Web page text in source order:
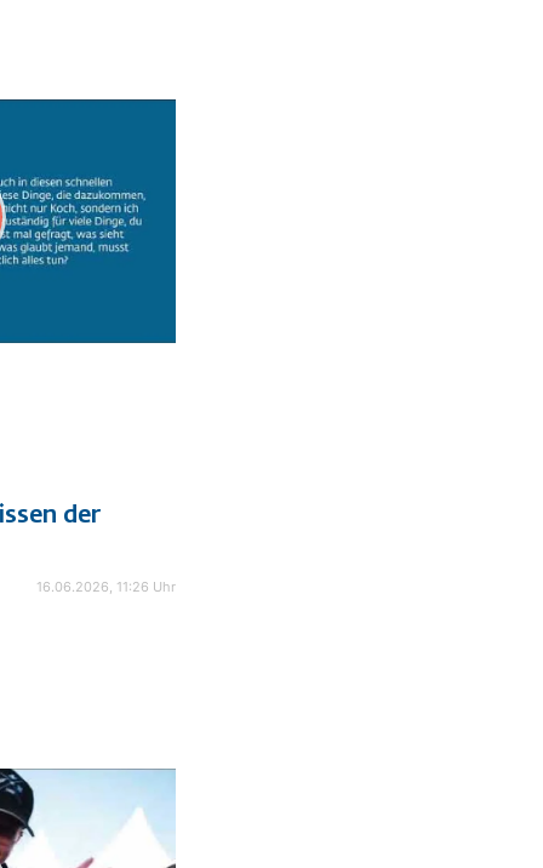
der
16.06.2026, 11:26 Uhr